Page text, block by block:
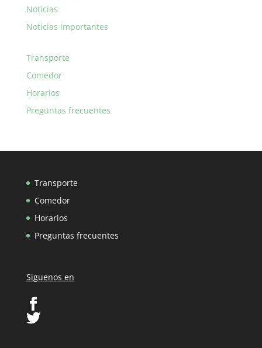
Noticias
Noticias importantes
Transporte
Comedor
Horarios
Preguntas frecuentes
Transporte
Comedor
Horarios
Preguntas frecuentes
Siguenos en